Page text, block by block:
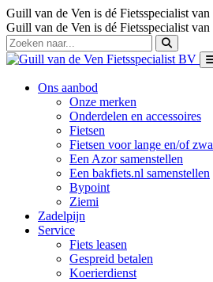
Guill van de Ven is dé Fietsspecialist
Guill van de Ven is dé Fietsspecialist
Ons aanbod
Onze merken
Onderdelen en accessoires
Fietsen
Fietsen voor lange en/of
Een Azor samenstellen
Een bakfiets.nl samenstellen
Bypoint
Ziemi
Zadelpijn
Service
Fiets leasen
Gespreid betalen
Koerierdienst